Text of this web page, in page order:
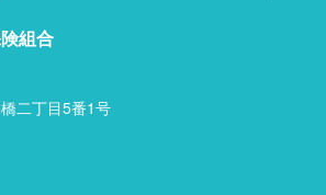
組合
二丁目5番1号